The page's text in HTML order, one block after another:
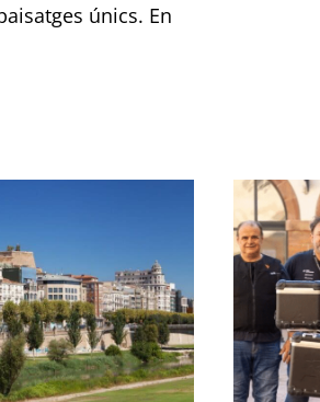
únics. En
KM
Solidarity
–
Ruta
Solidaria
(VII
Edició)